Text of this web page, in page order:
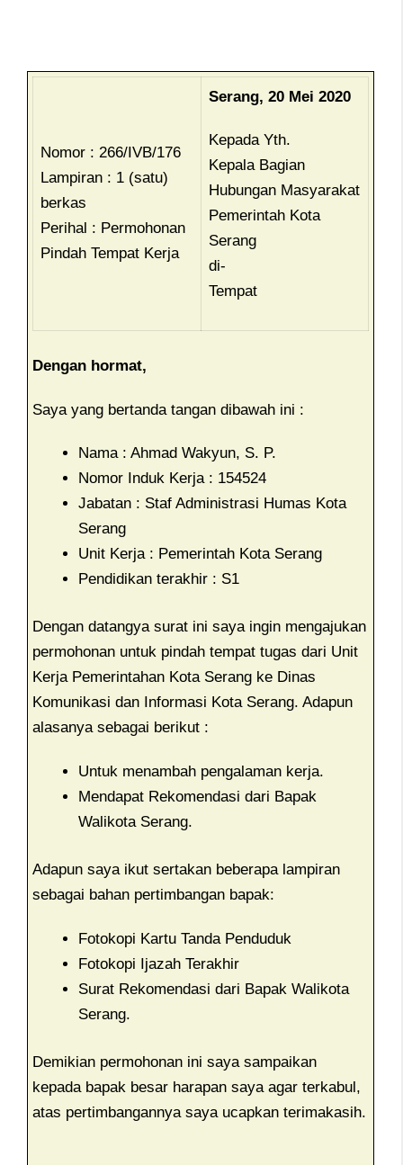
Nomor : 266/IVB/176
Lampiran : 1 (satu)
berkas
Perihal : Permohonan
Pindah Tempat Kerja
Serang, 20 Mei 2020
Kepada Yth.
Kepala Bagian
Hubungan Masyarakat
Pemerintah Kota
Serang
di-
Tempat
Dengan hormat,
Saya yang bertanda tangan dibawah ini :
Nama : Ahmad Wakyun, S. P.
Nomor Induk Kerja : 154524
Jabatan : Staf Administrasi Humas Kota
Serang
Unit Kerja : Pemerintah Kota Serang
Pendidikan terakhir : S1
Dengan datangya surat ini saya ingin mengajukan
permohonan untuk pindah tempat tugas dari Unit
Kerja Pemerintahan Kota Serang ke Dinas
Komunikasi dan Informasi Kota Serang. Adapun
alasanya sebagai berikut :
Untuk menambah pengalaman kerja.
Mendapat Rekomendasi dari Bapak
Walikota Serang.
Adapun saya ikut sertakan beberapa lampiran
sebagai bahan pertimbangan bapak:
Fotokopi Kartu Tanda Penduduk
Fotokopi Ijazah Terakhir
Surat Rekomendasi dari Bapak Walikota
Serang.
Demikian permohonan ini saya sampaikan
kepada bapak besar harapan saya agar terkabul,
atas pertimbangannya saya ucapkan terimakasih.